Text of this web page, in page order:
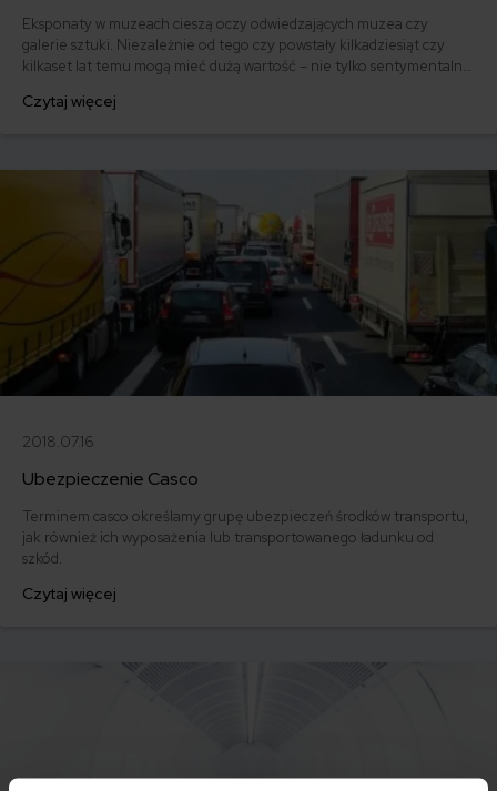
Eksponaty w muzeach cieszą oczy odwiedzających muzea czy
galerie sztuki. Niezależnie od tego czy powstały kilkadziesiąt czy
kilkaset lat temu mogą mieć dużą wartość – nie tylko sentymentalną
Czytaj więcej
2018.07.16
Ubezpieczenie Casco
Terminem casco określamy grupę ubezpieczeń środków transportu,
jak również ich wyposażenia lub transportowanego ładunku od
szkód.
Czytaj więcej